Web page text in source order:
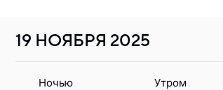
19 НОЯБРЯ 2025
Ночью Утром